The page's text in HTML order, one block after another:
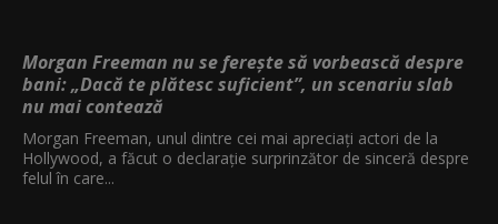
Morgan Freeman nu se ferește să vorbească despre
bani: „Dacă te plătesc suficient”, un scenariu slab
nu mai contează
Morgan Freeman, unul dintre cei mai apreciați actori de la
Hollywood, a făcut o declarație surprinzător de sinceră despre
felul în care...